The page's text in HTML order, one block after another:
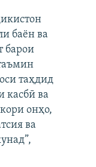
баён ва
барои
таҳдид
касбӣ ва
онҳо,
ва